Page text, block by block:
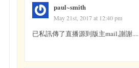
paul~smith
May 21st, 2017 at 12:40 pm
已私訊傳了直播源到版主mail,謝謝....